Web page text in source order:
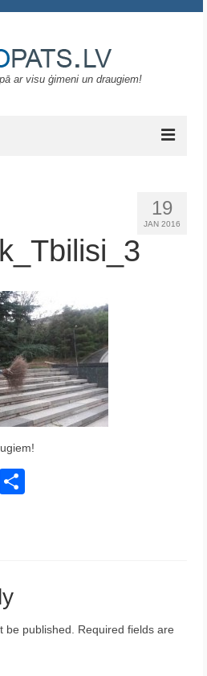
ar visu ģimeni un draugiem!
19
JAN 2016
WhatsApp
be published.
Required fields are